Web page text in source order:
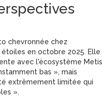
chevronnée chez
en octobre 2025. Elle
avec l'écosystème Metis
bas », mais
extrêmement limitée qui
».